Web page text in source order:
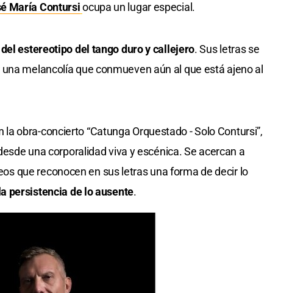
María Contursiocupa un lugar especial.
estereotipo del tango duro y callejero. Sus letras se
melancolía que conmueven aún al que está ajeno al
la obra-concierto “Catunga Orquestado - Solo Contursi”,
una corporalidad viva y escénica. Se acercan a
que reconocen en sus letras una forma de decir lo
persistencia de lo ausente.